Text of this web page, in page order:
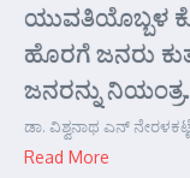
ಯುವತಿಯೊಬ್ಬಳ
ಹೊರಗೆ ಜನರು
ಜನರನ್ನು
ಡಾ. ವಿಶ್ವನಾಥ ಎನ್
Read More